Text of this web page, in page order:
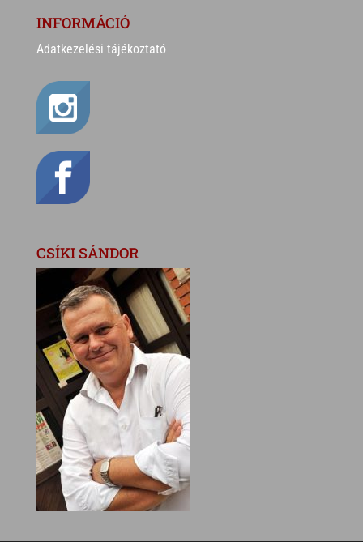
INFORMÁCIÓ
Adatkezelési tájékoztató
CSÍKI SÁNDOR